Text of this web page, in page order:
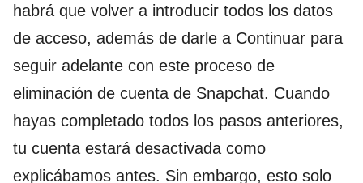
habrá que volver a introducir todos los datos
de acceso, además de darle a Continuar para
seguir adelante con este proceso de
eliminación de cuenta de Snapchat. Cuando
hayas completado todos los pasos anteriores,
tu cuenta estará desactivada como
explicábamos antes. Sin embargo, esto solo